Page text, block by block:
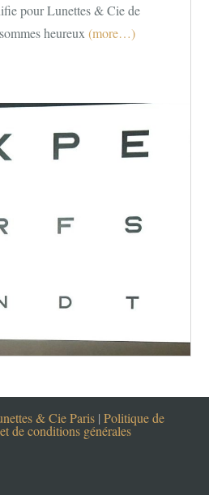
pour Lunettes & Cie de
heureux (more…)
& Cie Paris | Politique de
de conditions générales